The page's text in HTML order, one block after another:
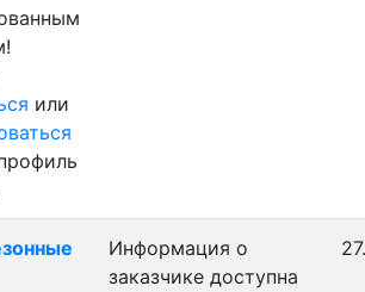
или
Информация о
заказчике доступна